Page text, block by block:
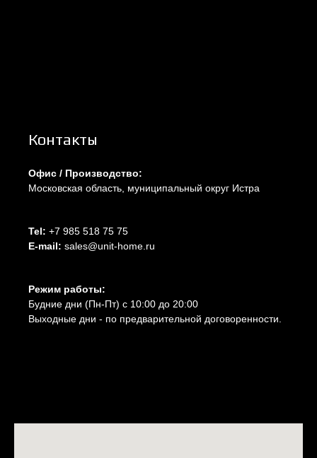
Контакты
Офис / Производство:
Московская область, муниципальный округ Истра
Tel: +7 985 518 75 75
E-mail: sales@unit-home.ru
Режим работы:
Будние дни (Пн-Пт) с 10:00 до 20:00
Выходные дни - по предварительной договоренности.